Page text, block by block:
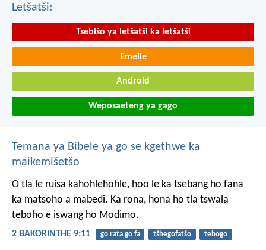
Letšatši:
Tsebišo ya letšatši ka letšatši
Emeile
Android
Weposaeteng ya gago
Temana ya Bibele ya go se kgethwe ka
maikemišetšo
O tla le ruisa kahohlehohle, hoo le ka tsebang ho fana
ka matsoho a mabedi. Ka rona, hona ho tla tswala
teboho e iswang ho Modimo.
2 BAKORINTHE 9:11 go rata go fa tšhegofatšo tebogo